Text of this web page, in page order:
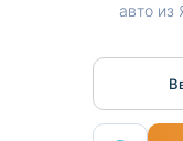
авто из